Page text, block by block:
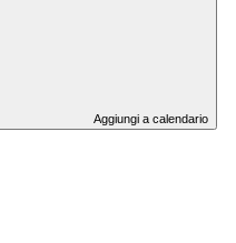
Aggiungi a calendario